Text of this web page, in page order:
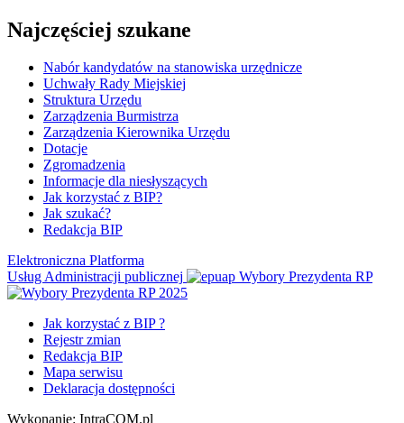
Najczęściej szukane
Nabór kandydatów na stanowiska urzędnicze
Uchwały Rady Miejskiej
Struktura Urzędu
Zarządzenia Burmistrza
Zarządzenia Kierownika Urzędu
Dotacje
Zgromadzenia
Informacje dla niesłyszących
Jak korzystać z BIP?
Jak szukać?
Redakcja BIP
Elektroniczna Platforma
Usług Administracji publicznej
Wybory Prezydenta RP
Jak korzystać z BIP ?
Rejestr zmian
Redakcja BIP
Mapa serwisu
Deklaracja dostępności
Wykonanie: IntraCOM.pl